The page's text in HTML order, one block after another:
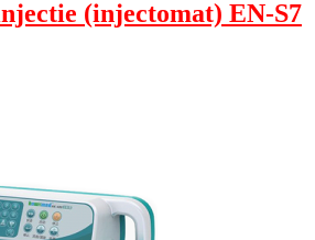
(injectomat) EN-S7